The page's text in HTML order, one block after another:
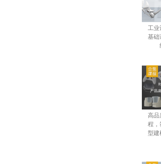
工
基础
高品
程，
型建